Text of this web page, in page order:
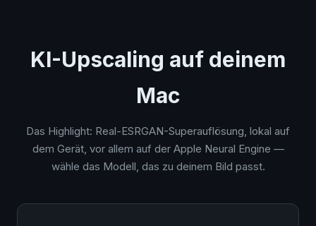
KI-Upscaling auf deinem
Mac
Das Highlight: Real-ESRGAN-Superauflösung, lokal auf
dem Gerät, vor allem auf der Apple Neural Engine —
wähle das Modell, das zu deinem Bild passt.